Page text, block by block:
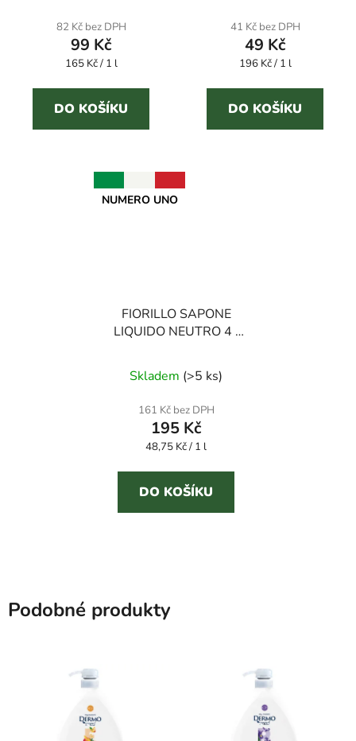
82 Kč bez DPH
99 Kč
Měrná
165 Kč / 1 l
DO KOŠÍKU
41 Kč bez DPH
49 Kč
Měrná
196 Kč / 1 l
DO KOŠÍKU
NUMERO UNO
FIORILLO SAPONE
LIQUIDO NEUTRO 4 l
hodnocení
produktu
je
3,7
z
5
hvězdiček.
Skladem (>5 ks)
161 Kč bez DPH
195 Kč
Měrná
48,75 Kč / 1 l
DO KOŠÍKU
Podobné produkty